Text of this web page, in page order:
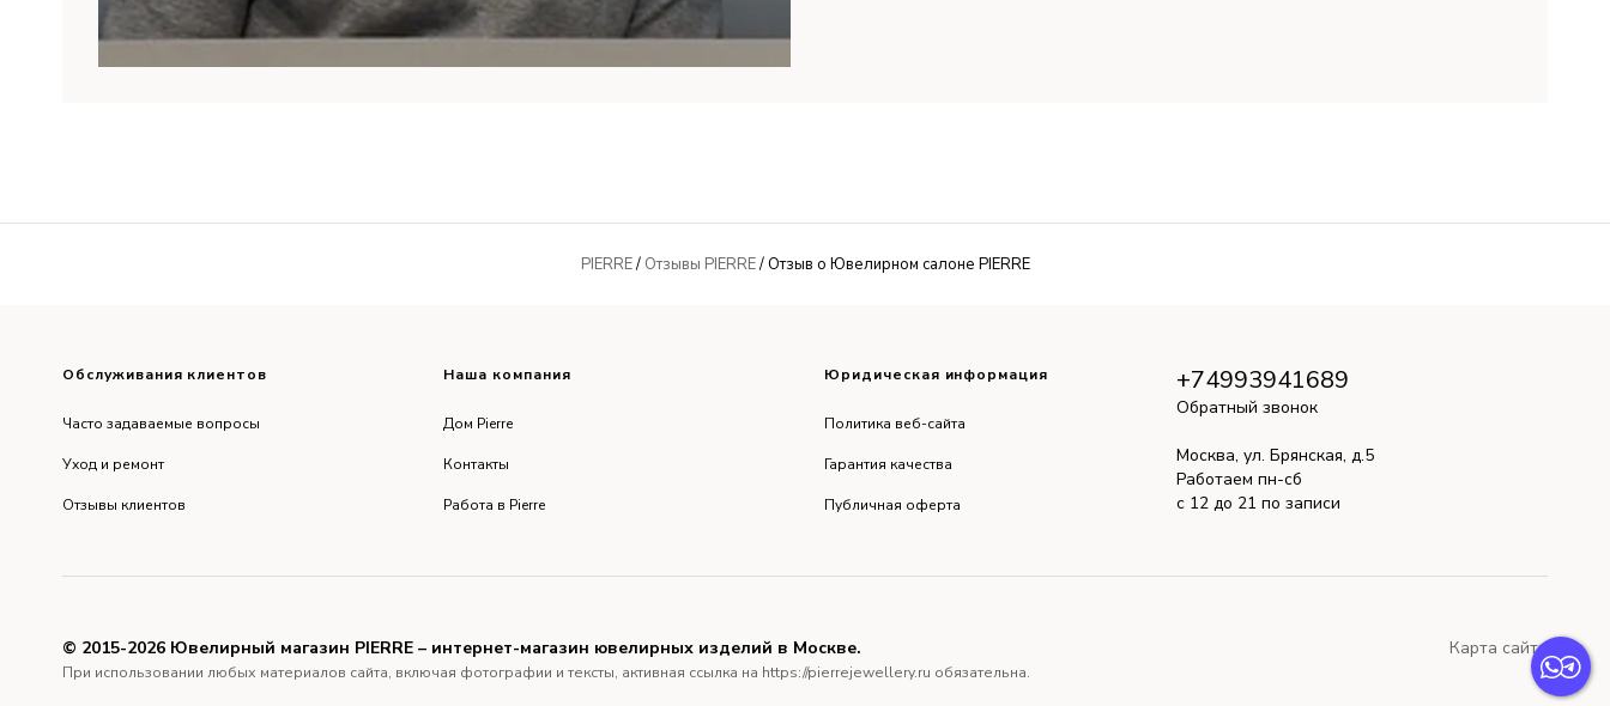
PIERRE/ Отзывы PIERRE/ Отзыв о Ювелирном салоне PIERRE
Обслуживания клиентов
Часто задаваемые вопросы
Уход и ремонт
Отзывы клиентов
Наша компания
Дом Pierre
Контакты
Работа в Pierre
Юридическая информация
Политика веб-сайта
Гарантия качества
Публичная оферта
+74993941689
Обратный звонок
Москва, ул. Брянская, д.5
Работаем пн-сб
с 12 до 21 по записи
© 2015-2026 Ювелирный магазин PIERRE – интернет-магазин ювелирных изделий в Москве.
При использовании любых материалов сайта, включая фотографии и тексты, активная ссылка на https://pierrejewellery.ru обязательна.
Карта сайта